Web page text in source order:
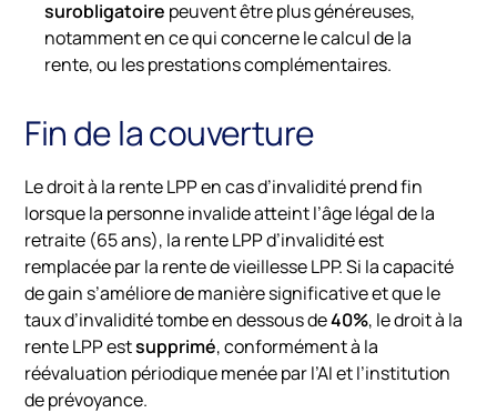
surobligatoire peuventêtreplusgénéreuses,
notammentencequiconcernelecalculdela
rente,ou lesprestationscomplémentaires.
Fin de la couverture
Ledroità la renteLPPencasd’invaliditéprendfin
lorsquela personneinvalideatteintl’âgelégaldela
retraite (65ans), la renteLPPd’invaliditéest
remplacéeparla rentedevieillesseLPP. Si la capacité
de gain s’améliore de manière significative et que le
taux d’invalidité tombe en dessous de40%, le droit à la
rente LPP estsupprimé, conformément à la
réévaluation périodique menée par l’AI et l’institution
de prévoyance.